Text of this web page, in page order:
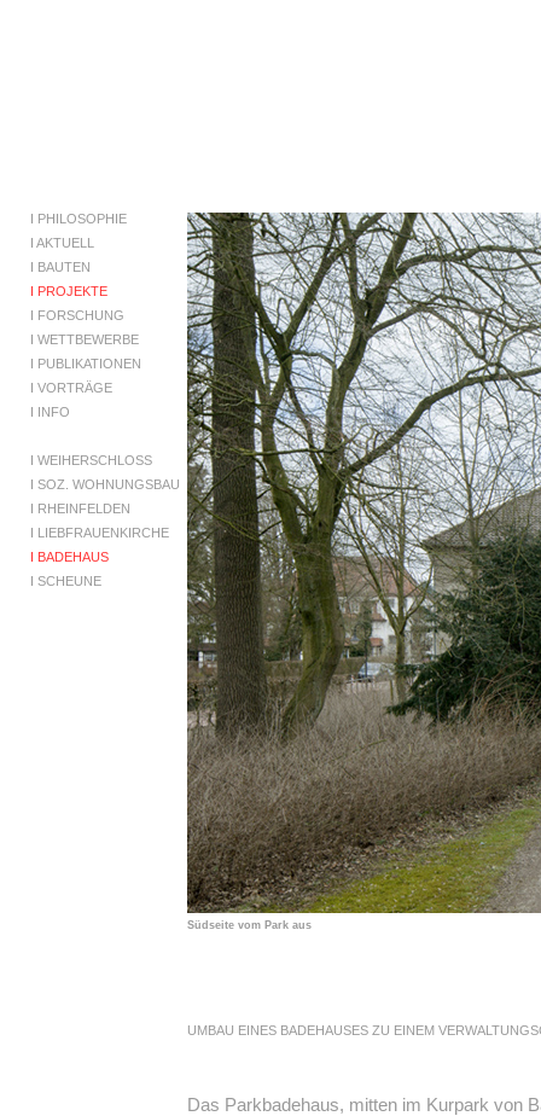
I PHILOSOPHIE
I AKTUELL
I BAUTEN
I PROJEKTE
I FORSCHUNG
I WETTBEWERBE
I PUBLIKATIONEN
I VORTRÄGE
I INFO
I WEIHERSCHLOSS
I SOZ. WOHNUNGSBAU
I RHEINFELDEN
I LIEBFRAUENKIRCHE
I BADEHAUS
I SCHEUNE
Südseite vom Park aus
UMBAU EINES BADEHAUSES ZU EINEM
Das Parkbadehaus, mitten im Kurpark von